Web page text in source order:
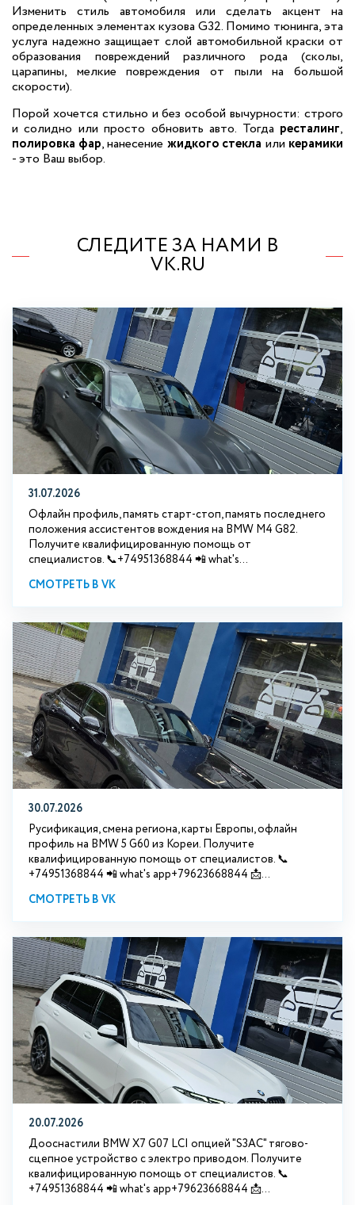
Изменить стиль автомобиля или сделать акцент на
определенных элементах кузова G32. Помимо тюнинга, эта
услуга надежно защищает слой автомобильной краски от
образования повреждений различного рода (сколы,
царапины, мелкие повреждения от пыли на большой
скорости).
Порой хочется стильно и без особой вычурности: строго
и солидно или просто обновить авто. Тогда ресталинг,
полировка фар, нанесение жидкого стекла или керамики
- это Ваш выбор.
СЛЕДИТЕ ЗА НАМИ В
VK.RU
31.07.2026
Офлайн профиль, память старт-стоп, память последнего
положения ассистентов вождения на BMW М4 G82.
Получите квалифицированную помощь от
специалистов. 📞+74951368844 📲 what's...
СМОТРЕТЬ В VK
30.07.2026
Русификация, смена региона, карты Европы, офлайн
профиль на BMW 5 G60 из Кореи. Получите
квалифицированную помощь от специалистов. 📞
+74951368844 📲 what's app+79623668844 📩...
СМОТРЕТЬ В VK
20.07.2026
Дооснастили BMW Х7 G07 LCI опцией "S3АС" тягово-
сцепное устройство с электро приводом. Получите
квалифицированную помощь от специалистов. 📞
+74951368844 📲 what's app+79623668844 📩...